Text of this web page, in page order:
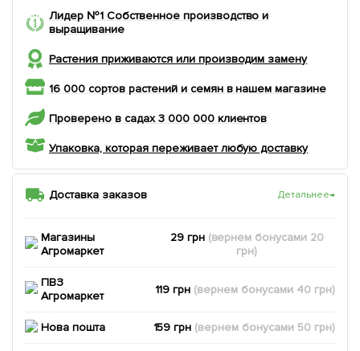
Лидер №1 Собственное производство и
выращивание
Растения приживаются или производим замену
16 000 сортов растений и семян в нашем магазине
Проверено в садах 3 000 000 клиентов
Упаковка, которая переживает любую доставку
Доставка заказов Детальнее→
Магазины
Агромаркет
29 грн (вернем бонусами 20
грн)
ПВЗ
Агромаркет
119 грн (вернем бонусами 40 грн)
Нова пошта 159 грн (вернем бонусами 50 грн)